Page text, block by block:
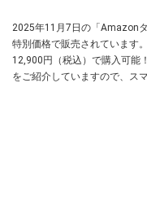
2025年11月7日の「Amazon
特別価格で販売されています
12,900円（税込）で購入可能
をご紹介していますので、ス